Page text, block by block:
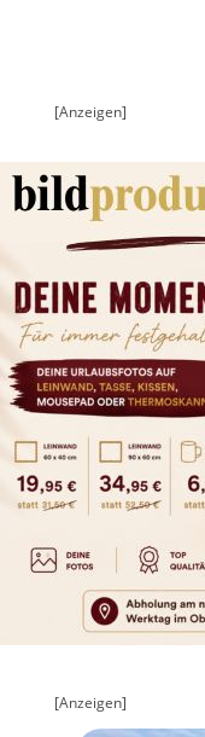
[Anzeigen]
[Anzeigen]